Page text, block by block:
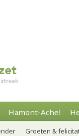
Hamont-Achel
Groeten &